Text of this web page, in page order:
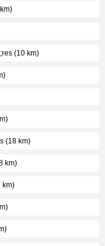
(10 km)
(18 km)
km)
km)